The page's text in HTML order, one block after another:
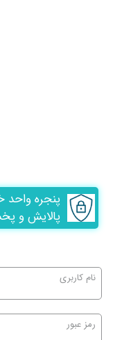
نام کاربری
رمز عبور
پنجره
پالایش و